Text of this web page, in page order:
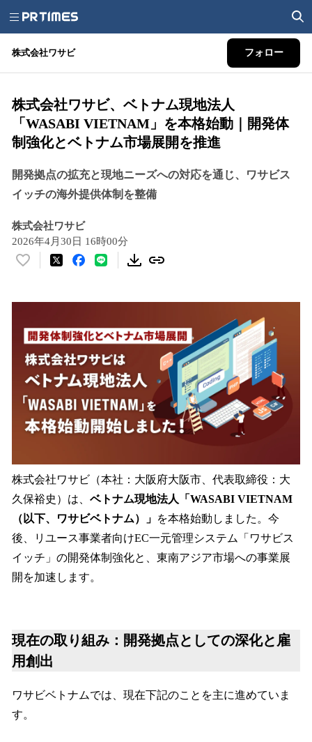
株式会社ワサビ フォロー
株式会社ワサビ、ベトナム現地法人
「WASABI VIETNAM」を本格始動｜開発体
制強化とベトナム市場展開を推進
開発拠点の拡充と現地ニーズへの対応を通じ、ワサビス
イッチの海外提供体制を整備
株式会社ワサビ
2026年4月30日 16時00分
い
数
を
読
み
込
み
中
で
株式会社ワサビ（本社：大阪府大阪市、代表取締役：大
久保裕史）は、 ベトナム現地法人「WASABI VIETNAM
（以下、ワサビベトナム）」 を本格始動しました。今
後、リユース事業者向けEC一元管理システム「ワサビス
イッチ」の開発体制強化と、東南アジア市場への事業展
開を加速します。
現在の取り組み：開発拠点としての深化と雇
用創出
ワサビベトナムでは、現在下記のことを主に進めていま
す。